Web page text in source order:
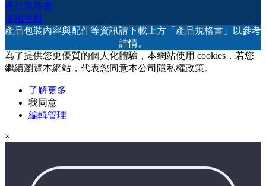
產品規格書
使用手冊
產品包裝內容與配件等資訊請下載上方「產品規格書」以參考
詳情。
為了提供您更優質的個人化體驗，本網站使用 cookies，若您
繼續瀏覽本網站，代表您同意本公司隱私權政策。
了解更多
我同意
編輯管理
×